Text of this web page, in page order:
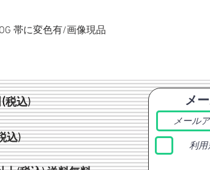
帯に変色有/画像現品
(税込)
込)
メ
利用